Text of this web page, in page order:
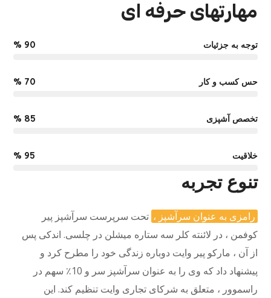
مهارتهای حرفه ای
توجه به جزئیات 90
%
حس کسب و کار 70
%
تخصص آشپزی 85
%
خلاقیت 95
%
تنوع تجربه
رامزی به عنوان سرآشپز ، تحت سرپرست سرآشپز پیر
کوفمن ، در لائنته کلر سه ستاره میشلن در چلسی. اندکی پس
از آن ، مارکو پیر وایت دوباره زندگی خود را مطرح کرد و
پیشنهاد داد که وی را به عنوان سرآشپز سر و 10٪ سهم در
راسموور ، متعلق به شرکای تجاری وایت تنظیم کند. این